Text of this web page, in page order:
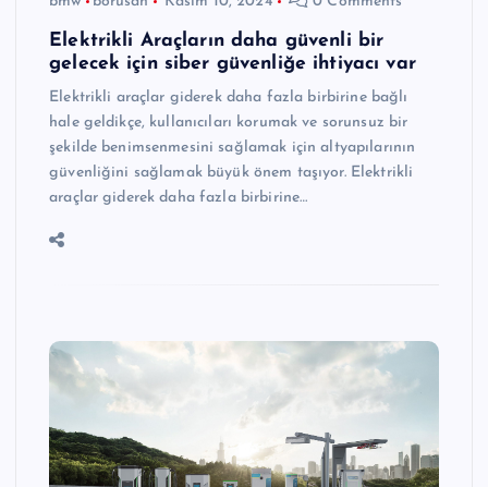
Elektrikli Araçların daha güvenli bir
gelecek için siber güvenliğe ihtiyacı var
Elektrikli araçlar giderek daha fazla birbirine bağlı
hale geldikçe, kullanıcıları korumak ve sorunsuz bir
şekilde benimsenmesini sağlamak için altyapılarının
güvenliğini sağlamak büyük önem taşıyor. Elektrikli
araçlar giderek daha fazla birbirine…